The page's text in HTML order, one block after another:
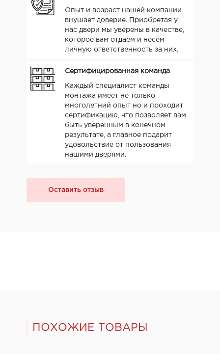
Опыт и возраст нашей компании
внушает доверие. Приобретая у
нас двери мы уверены в качестве,
которое вам отдаём и несём
личную ответственность за них.
Сертифицированная команда
Каждый специалист команды
монтажа имеет не только
многолетний опыт но и проходит
сертификацию, что позволяет вам
быть уверенным в конечном
результате, а главное подарит
удовольствие от пользования
нашими дверями.
Оставить отзыв
ПОХОЖИЕ ТОВАРЫ